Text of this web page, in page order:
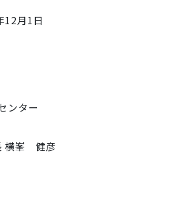
1日
テックセンター
峯 健彦